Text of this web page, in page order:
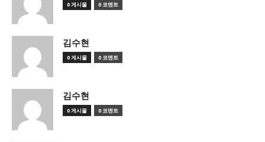
0 게시물 0 코멘트
김수현
0 게시물 0 코멘트
김수현
0 게시물 0 코멘트